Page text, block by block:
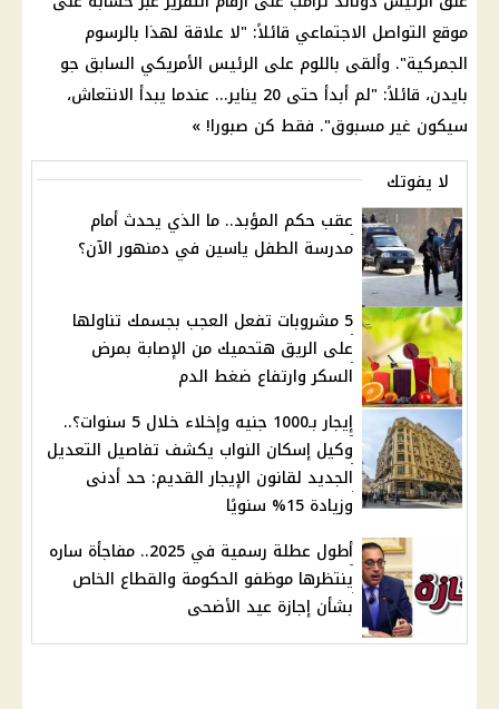
موقع التواصل الاجتماعي قائلاً: "لا علاقة لهذا بالرسوم
الجمركية". وألقى باللوم على الرئيس الأمريكي السابق جو
بايدن، قائلاً: "لم أبدأ حتى 20 يناير... عندما يبدأ الانتعاش،
سيكون غير مسبوق". فقط كن صبورا! »
لا يفوتك
عقب حكم المؤبد.. ما الذي يحدث أمام
مدرسة الطفل ياسين في دمنهور الآن؟
5 مشروبات تفعل العجب بجسمك تناولها
على الريق هتحميك من الإصابة بمرض
السكر وارتفاع ضغط الدم
إيجار بـ1000 جنيه وإخلاء خلال 5 سنوات؟..
وكيل إسكان النواب يكشف تفاصيل التعديل
الجديد لقانون الإيجار القديم: حد أدنى
وزيادة 15% سنويًا
أطول عطلة رسمية في 2025.. مفاجأة ساره
ينتظرها موظفو الحكومة والقطاع الخاص
بشأن إجازة عيد الأضحى